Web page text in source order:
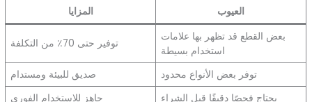
المزايا
العيوب
توفير حتى 70٪ من التكلفة
بعض القطع قد تظهر بها علامات
استخدام بسيطة
صديق للبيئة ومستدام
توفر بعض الأنواع محدود
جاهز للاستخدام الفوري
يحتاج فحصًا دقيقًا قبل الشراء